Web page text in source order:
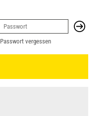
Passwort vergessen